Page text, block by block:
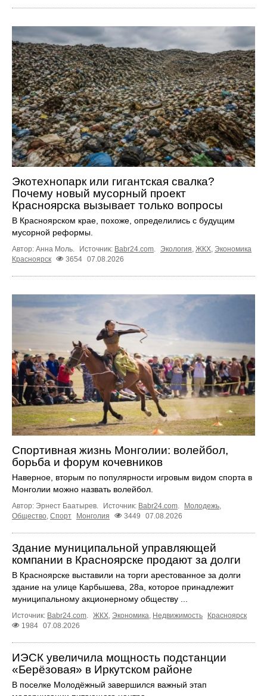
Экотехнопарк или гигантская свалка?
Почему новый мусорный проект
Красноярска вызывает только вопросы
В Красноярском крае, похоже, определились с будущим
мусорной реформы.
Автор: Анна Моль. Источник: Babr24.com. Экология, ЖКХ, Экономика
Красноярск
3654 07.08.2026
Спортивная жизнь Монголии: волейбол,
борьба и форум кочевников
Наверное, вторым по популярности игровым видом спорта в
Монголии можно назвать волейбол.
Автор: Эрнест Баатырев. Источник: Babr24.com. Молодежь,
Общество, Спорт Монголия 3449 07.08.2026
Здание муниципальной управляющей
компании в Красноярске продают за долги
В Красноярске выставили на торги арестованное за долги
здание на улице Карбышева, 28а, которое принадлежит
муниципальному акционерному обществу ...
Источник: Babr24.com. ЖКХ, Экономика, Недвижимость
Красноярск
1984 07.08.2026
ИЭСК увеличила мощность подстанции
«Берёзовая» в Иркутском районе
В поселке Молодёжный завершился важный этап